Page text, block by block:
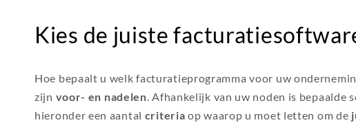
Kies de juiste
Hoe bepaalt u welk facturatieprogramma voor uw
zijn voor- en nadelen. Afhankelijk van uw noden is bepaalde
hieronder een aantal criteriaop waarop u moet letten om de